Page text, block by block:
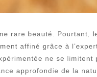
rare beauté. Pourtant,
affiné grâce à
ne se limitent
approfondie de la